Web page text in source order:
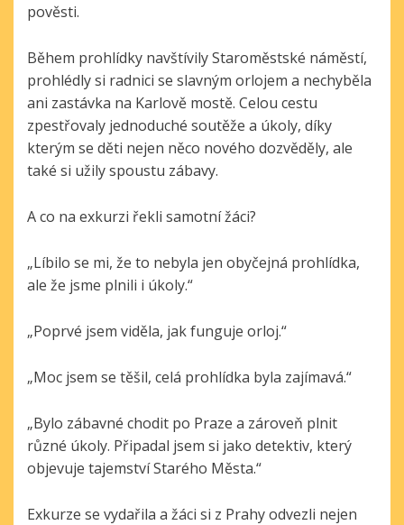
pověsti.
Během prohlídky navštívily Staroměstské náměstí,
prohlédly si radnici se slavným orlojem a nechyběla
ani zastávka na Karlově mostě. Celou cestu
zpestřovaly jednoduché soutěže a úkoly, díky
kterým se děti nejen něco nového dozvěděly, ale
také si užily spoustu zábavy.
A co na exkurzi řekli samotní žáci?
„Líbilo se mi, že to nebyla jen obyčejná prohlídka,
ale že jsme plnili i úkoly.“
„Poprvé jsem viděla, jak funguje orloj.“
„Moc jsem se těšil, celá prohlídka byla zajímavá.“
„Bylo zábavné chodit po Praze a zároveň plnit
různé úkoly. Připadal jsem si jako detektiv, který
objevuje tajemství Starého Města.“
Exkurze se vydařila a žáci si z Prahy odvezli nejen